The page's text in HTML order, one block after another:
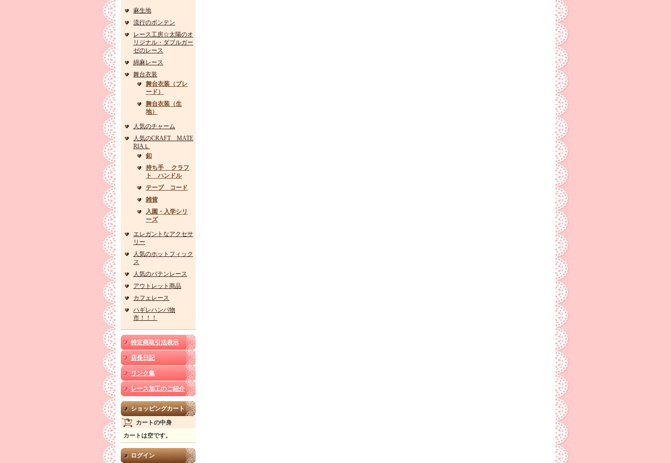
麻生地
流行のボンテン
レース工房☆太陽のオ
リジナル・ダブルガー
ゼのレース
綿麻レース
舞台衣装
舞台衣装（ブレ
ード）
舞台衣装（生
地）
人気のチャーム
人気のCRAFT MATE
RIAＬ
釦
持ち手 クラフ
ト ハンドル
テープ コード
雑貨
入園・入学シリ
ーズ
エレガントなアクセサ
リー
人気のホットフィック
ス
人気のバテンレース
アウトレット商品
カフェレース
ハギレハンパ物
市！！！
特定商取引法表示
店長日記
リンク集
レース加工のご紹介
ショッピングカート
カートの中身
カートは空です。
ログイン